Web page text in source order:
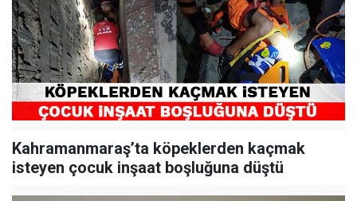
Kahramanmaraş’ta köpeklerden kaçmak
isteyen çocuk inşaat boşluğuna düştü